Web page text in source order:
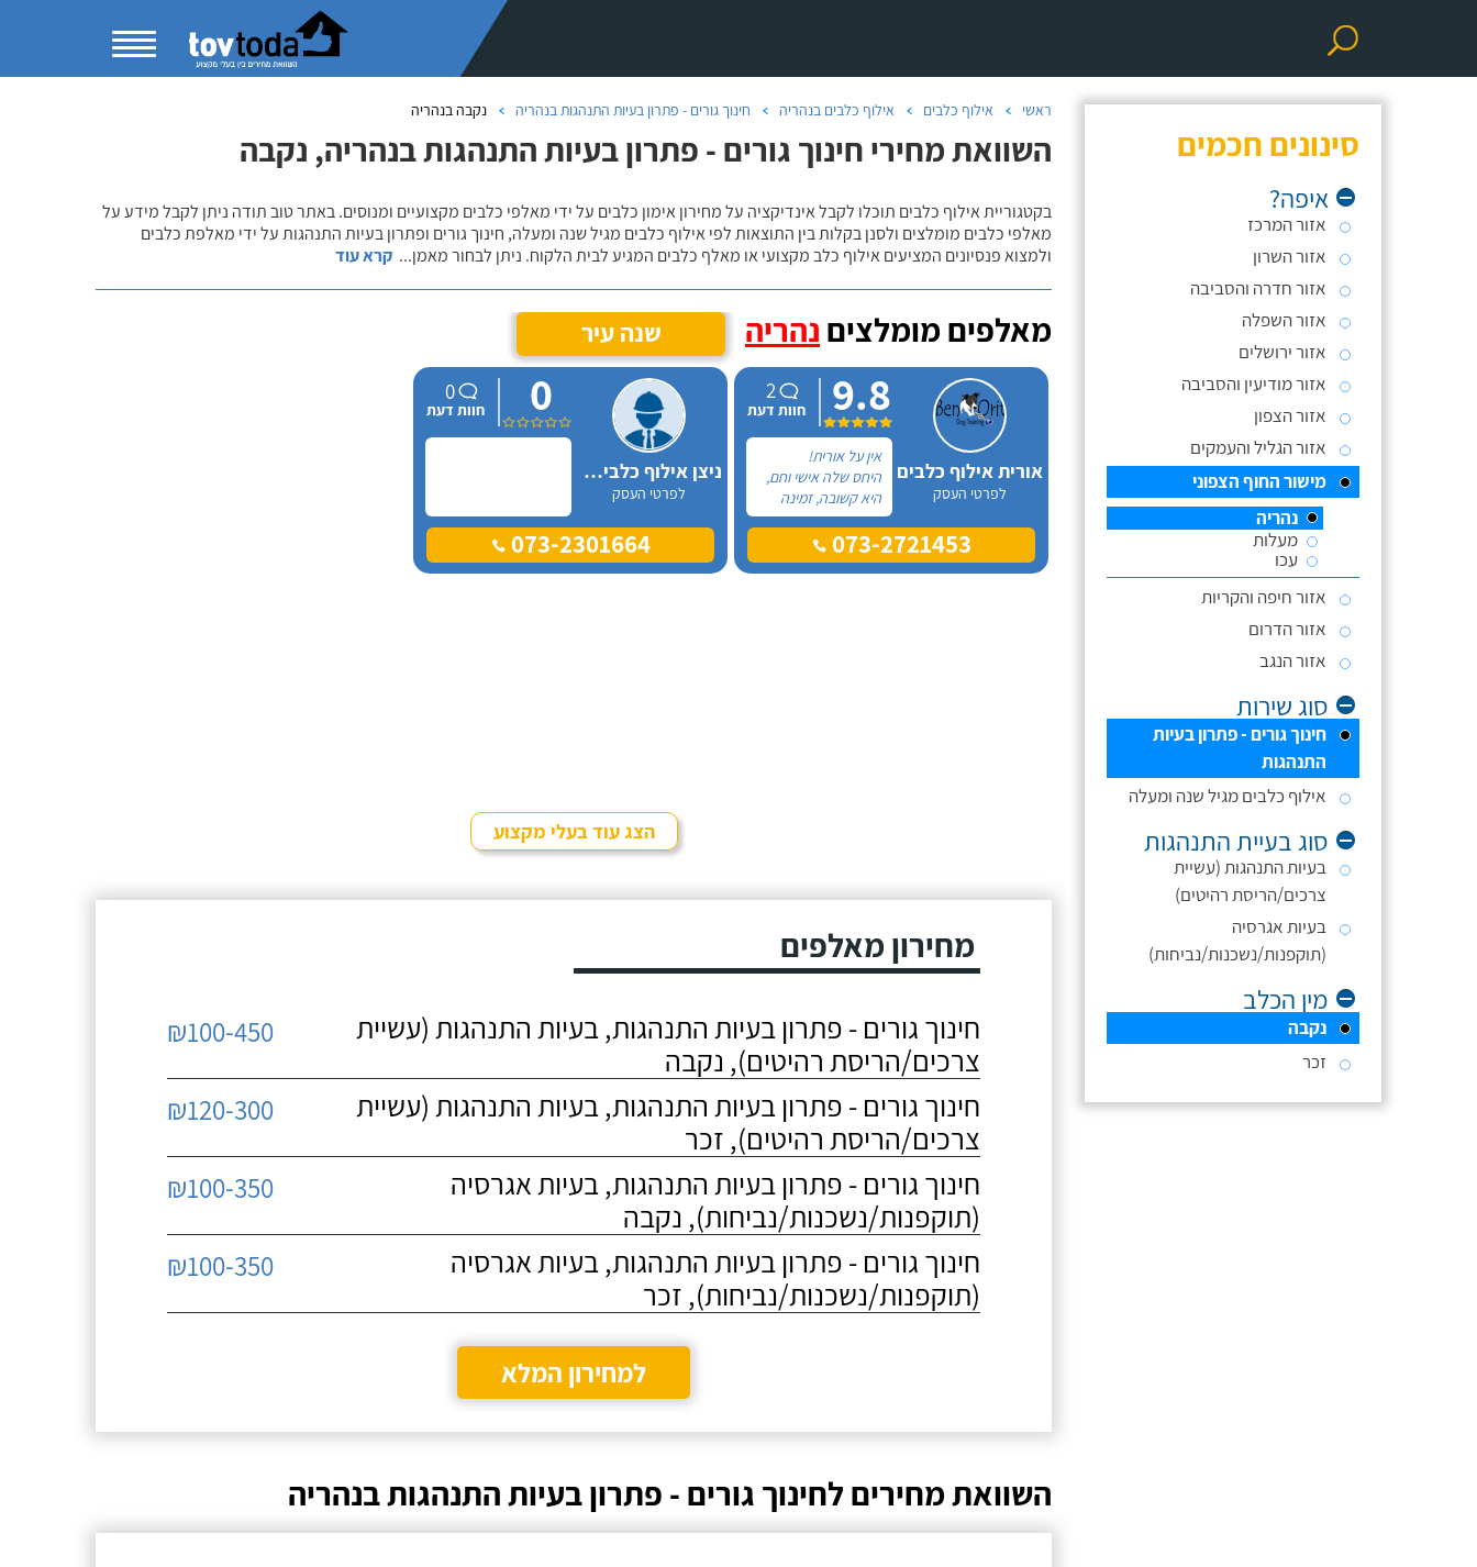
סינונים חכמים
איפה?
אזור המרכז
אזור השרון
אזור חדרה והסביבה
אזור השפלה
אזור ירושלים
אזור מודיעין והסביבה
אזור הצפון
אזור הגליל והעמקים
מישור החוף הצפוני
נהריה
מעלות
עכו
אזור חיפה והקריות
אזור הדרום
אזור הנגב
סוג שירות
חינוך גורים - פתרון בעיות
התנהגות
אילוף כלבים מגיל שנה ומעלה
סוג בעיית התנהגות
בעיות התנהגות (עשיית
צרכים/הריסת רהיטים)
בעיות אגרסיה
(תוקפנות/נשכנות/נביחות)
מין הכלב
נקבה
זכר
ראשי אילוף כלבים אילוף כלבים בנהריה חינוך גורים - פתרון בעיות התנהגות בנהריה נקבה בנהריה
השוואת מחירי חינוך גורים - פתרון בעיות התנהגות בנהריה, נקבה
בקטגוריית אילוף כלבים תוכלו לקבל אינדיקציה על מחירון אימון כלבים על ידי מאלפי כלבים מקצועיים ומנוסים. באתר טוב תודה ניתן לקבל מידע על
מאלפי כלבים מומלצים ולסנן בקלות בין התוצאות לפי אילוף כלבים מגיל שנה ומעלה, חינוך גורים ופתרון בעיות התנהגות על ידי מאלפת כלבים
ולמצוא פנסיונים המציעים אילוף כלב מקצועי או מאלף כלבים המגיע לבית הלקוח. ניתן לבחור מאמן... קרא עוד
מאלפים מומלצים נהריה שנה עיר
אורית אילוף כלבים
לפרטי העסק
9.8
2
חוות דעת
אין על אורית!
היחס שלה אישי וחם,
היא קשובה, זמינה
און-ליין לכל שאלה
ובאמת שמגיעות לה
רק מחמאות. אל
073-2721453
ניצן אילוף כלבים על הכנרת
לפרטי העסק
0
0
חוות דעת
073-2301664
הצג עוד בעלי מקצוע
מחירון מאלפים
חינוך גורים - פתרון בעיות התנהגות, בעיות התנהגות (עשיית
צרכים/הריסת רהיטים), נקבה
₪100-450
חינוך גורים - פתרון בעיות התנהגות, בעיות התנהגות (עשיית
צרכים/הריסת רהיטים), זכר
₪120-300
חינוך גורים - פתרון בעיות התנהגות, בעיות אגרסיה
(תוקפנות/נשכנות/נביחות), נקבה
₪100-350
חינוך גורים - פתרון בעיות התנהגות, בעיות אגרסיה
(תוקפנות/נשכנות/נביחות), זכר
₪100-350
למחירון המלא
השוואת מחירים לחינוך גורים - פתרון בעיות התנהגות בנהריה